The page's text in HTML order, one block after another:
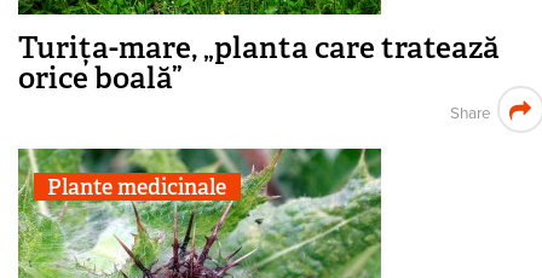
Turița-mare, „planta care tratează
orice boală”
Share
Plante medicinale